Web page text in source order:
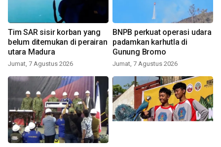
Tim SAR sisir korban yang
belum ditemukan di perairan
utara Madura
Jumat, 7 Agustus 2026
BNPB perkuat operasi udara
padamkan karhutla di
Gunung Bromo
Jumat, 7 Agustus 2026